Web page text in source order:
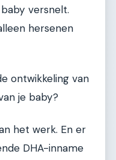
versnelt.
hersenen
ontwikkeling van
je baby?
het werk. En er
DHA-inname